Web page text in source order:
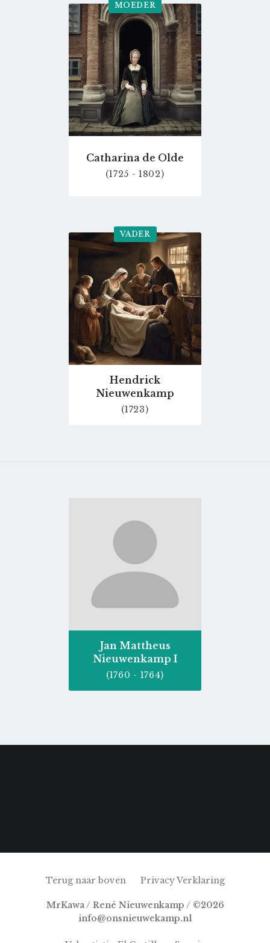
MOEDER
Go
to
profile
page
Catharina de Olde
(1725 - 1802)
VADER
Go
profile
page
Hendrick
Nieuwenkamp
(1723)
profile
page
Jan Mattheus
Nieuwenkamp I
(1760 - 1764)
Terug naar boven Privacy Verklaring
MrKawa / René Nieuwenkamp / ©2026
info@onsnieuwekamp.nl